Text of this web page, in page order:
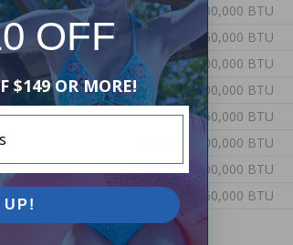
100,000 - 200,000 BTU
150,000 - 250,000 BTU
200,000 - 300,000 BTU
100,000 - 200,000 BTU
150,000 - 250,000 BTU
200,000 - 300,000 BTU
200,000 - 300,000 BTU
250,000 - 350,000 BTU
OFF
$149 OR MORE!
UP!